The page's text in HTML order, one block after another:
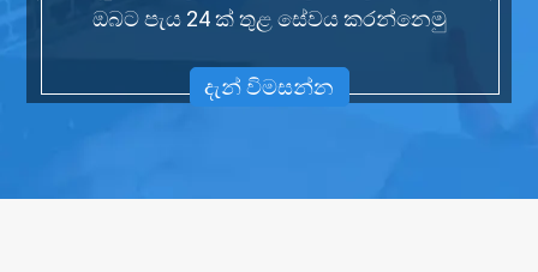
ඔබට පැය 24 ක් තුළ සේවය කරන්නෙමු
දැන් විමසන්න